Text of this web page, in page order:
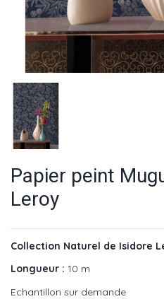
Papier peint
Leroy
Collection Naturel de Isidore
Longueur : 10 m
Echantillon sur demande